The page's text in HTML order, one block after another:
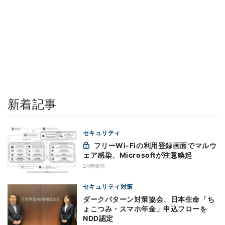
新着記事
セキュリティ
ェア感染、Microsoftが注意喚起
24時間前
セキュリティ対策
ダークパターン対策協会、日本生命「ち
ょこつみ・スマホ年金」申込フローを
NDD認定